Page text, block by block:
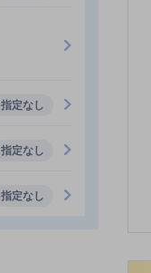
指定なし
指定なし
指定なし